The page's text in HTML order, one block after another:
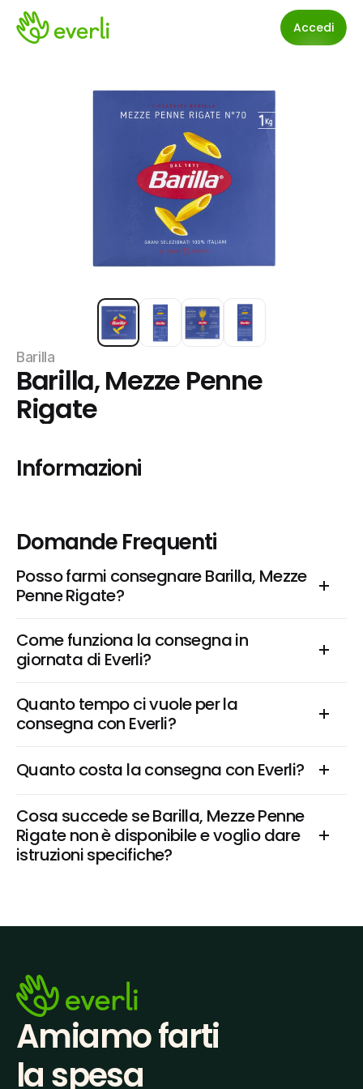
Accedi
Barilla
Barilla, Mezze Penne
Rigate
Informazioni
Domande Frequenti
Posso farmi consegnare Barilla, Mezze
Penne Rigate?
Come funziona la consegna in
giornata di Everli?
Quanto tempo ci vuole per la
consegna con Everli?
Quanto costa la consegna con Everli?
Cosa succede se Barilla, Mezze Penne
Rigate non è disponibile e voglio dare
istruzioni specifiche?
Amiamo farti
la spesa